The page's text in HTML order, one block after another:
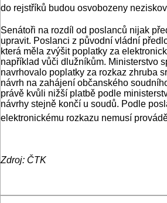
do rejstříků budou osvobozeny
Senátoři na rozdíl od poslanců nijak
upravit. Poslanci z původní vládní
která měla zvýšit poplatky za
například vůči dlužníkům. Ministerstvo
navrhovalo poplatky za rozkaz zhruba
návrh na zahájení občanského
právě kvůli nižší platbě podle
návrhy stejně končí u soudů. Podle
elektronickému rozkazu nemusí
Zdroj: ČTK